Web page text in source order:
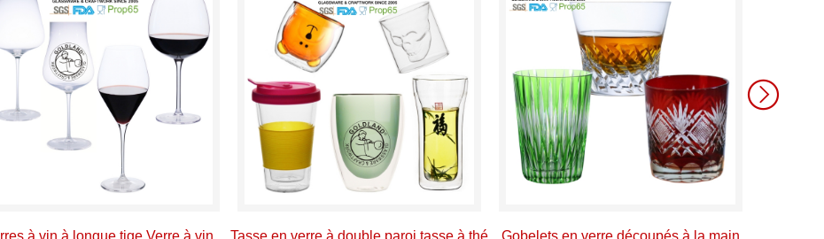
à vin à longue tige Verre à vin
Tasse en verre à double paroi tasse à thé
Gobelets en verre découpés à la main